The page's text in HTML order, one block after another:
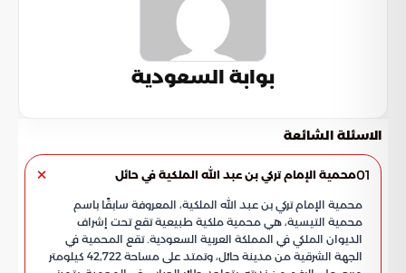
بوابة السعودية
الاسئلة الشائعة
01محمية الإمام تركي بن عبد الله الملكية في حائل
محمية الإمام تركي بن عبد الله الملكية، المعروفة سابقًا باسم
محمية التيسية، هي محمية ملكية طبيعية تقع تحت إشراف
الديوان الملكي في المملكة العربية السعودية. تقع المحمية في
الجهة الشرقية من مدينة حائل، وتمتد على مساحة 42,722 كيلومتر